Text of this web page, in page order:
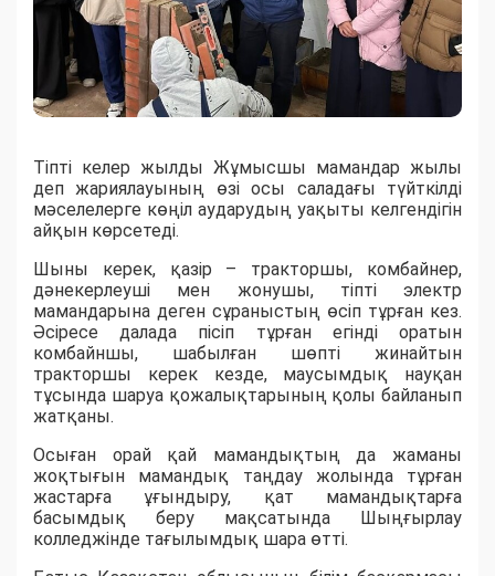
Тіпті келер жылды Жұмысшы мамандар жылы
деп жариялауының өзі осы саладағы түйткілді
мәселелерге көңіл аударудың уақыты келгендігін
айқын көрсетеді.
Шыны керек, қазір – тракторшы, комбайнер,
дәнекерлеуші мен жонушы, тіпті электр
мамандарына деген сұраныстың өсіп тұрған кез.
Әсіресе далада пісіп тұрған егінді оратын
комбайншы, шабылған шөпті жинайтын
тракторшы керек кезде, маусымдық науқан
тұсында шаруа қожалықтарының қолы байланып
жатқаны.
Осыған орай қай мамандықтың да жаманы
жоқтығын мамандық таңдау жолында тұрған
жастарға ұғындыру, қат мамандықтарға
басымдық беру мақсатында Шыңғырлау
колледжінде тағылымдық шара өтті.